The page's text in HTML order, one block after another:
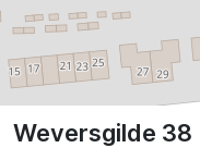
Weversgilde 38